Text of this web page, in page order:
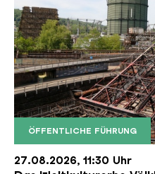
ÖFFENTLICHE FÜHRUNG
Der Erzschrägaufzug
Copyright:
27.08.2026, 11:30 Uhr